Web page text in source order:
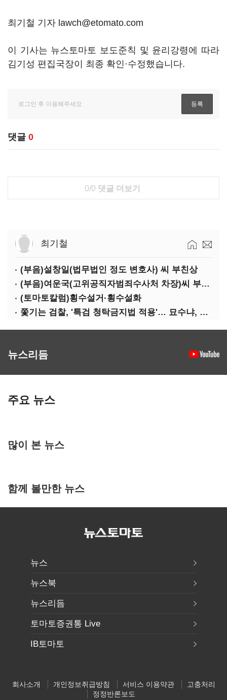
최기철 기자 lawch@etomato.com
이 기사는 뉴스토마토 보도준칙 및 윤리강령에 따라
김기성 편집국장이 최종 확인·수정했습니다.
댓글 0
0/0 댓글 더보기
최기철
(부음)설창일(법무법인 정도 변호사) 씨 부친상
(부음)여운국(고위공직자범죄수사처 차장)씨 부친상
(토마토칼럼)횡수설거·횡수설화
쫓기는 검찰, '특검 청탁금지법 적용'… 묘수냐, 무리수냐
뉴스리듬
주요 뉴스
많이 본 뉴스
함께 볼만한 뉴스
뉴스
뉴스북
뉴스리듬
토마토증권통 Live
IB토마토
회사소개 개인정보취급방침 서비스 이용약관
고충처리
정정반론보도